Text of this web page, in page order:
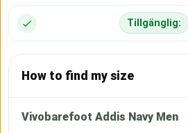
Tillgänglig:
How to find my size
Vivobarefoot Addis Navy Men